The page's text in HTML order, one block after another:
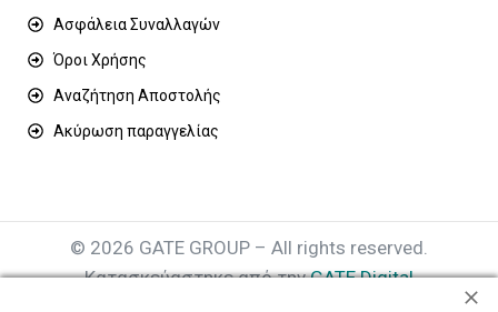
Ασφάλεια Συναλλαγών
Όροι Χρήσης
Αναζήτηση Αποστολής
Ακύρωση παραγγελίας
© 2026 GATE GROUP – All rights reserved.
Κατασκεύαστηκε από τηνGATE Digital